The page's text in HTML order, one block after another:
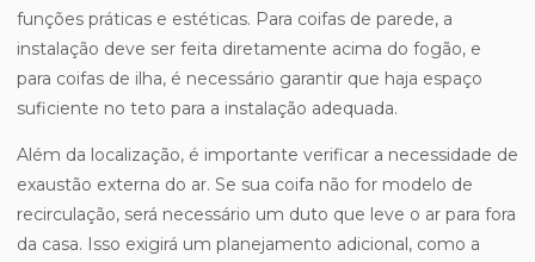
funções práticas e estéticas. Para coifas de parede, a
instalação deve ser feita diretamente acima do fogão, e
para coifas de ilha, é necessário garantir que haja espaço
suficiente no teto para a instalação adequada.
Além da localização, é importante verificar a necessidade de
exaustão externa do ar. Se sua coifa não for modelo de
recirculação, será necessário um duto que leve o ar para fora
da casa. Isso exigirá um planejamento adicional, como a